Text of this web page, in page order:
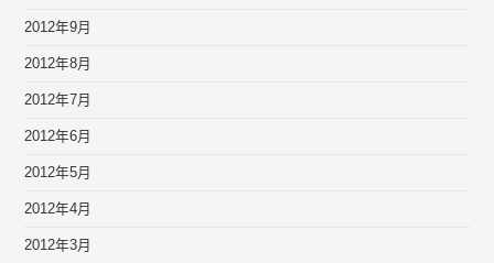
2012年9月
2012年8月
2012年7月
2012年6月
2012年5月
2012年4月
2012年3月